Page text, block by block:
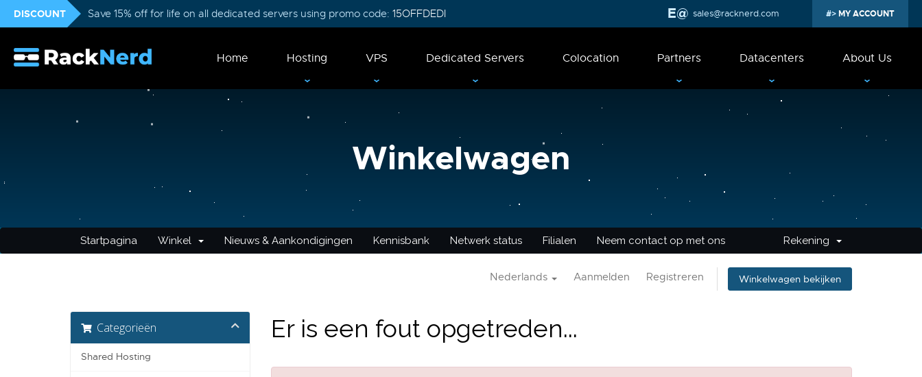
DISCOUNT Save 15% off for life on all dedicated servers using promo code: 15OFFDEDI sales@racknerd.com MY ACCOUNT
Home Hosting VPS Dedicated Servers Colocation Partners Datacenters About Us
Winkelwagen
Startpagina Winkel Nieuws & Aankondigingen Kennisbank Netwerk status Filialen Neem contact op met ons Rekening
Nederlands Aanmelden Registreren Winkelwagen bekijken
Categorieën
Shared Hosting
Er is een fout opgetreden...